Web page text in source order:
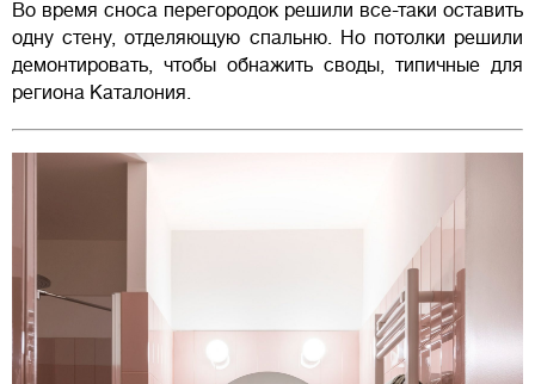
Во время сноса перегородок решили все-таки оставить
одну стену, отделяющую спальню. Но потолки решили
демонтировать, чтобы обнажить своды, типичные для
региона Каталония.